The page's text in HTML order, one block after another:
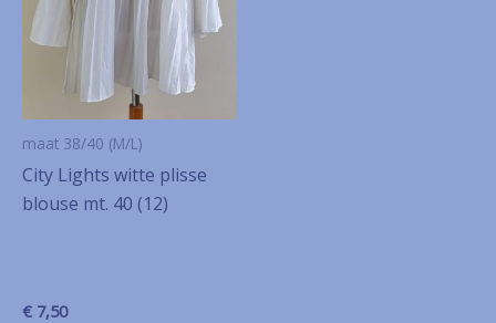
maat 38/40 (M/L)
City Lights witte plisse
blouse mt. 40 (12)
€ 7,50